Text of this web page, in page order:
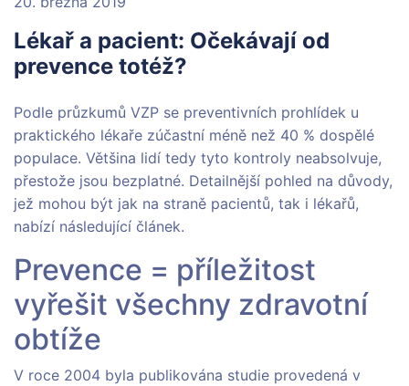
Lékař a pacient: Očekávají od
prevence totéž?
Podle průzkumů VZP se preventivních prohlídek u
praktického lékaře zúčastní méně než 40 % dospělé
populace. Většina lidí tedy tyto kontroly neabsolvuje,
přestože jsou bezplatné. Detailnější pohled na důvody,
jež mohou být jak na straně pacientů, tak i lékařů,
nabízí následující článek.
Prevence = příležitost
vyřešit všechny zdravotní
obtíže
V roce 2004 byla publikována studie provedená v